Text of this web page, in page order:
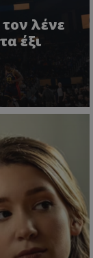
λένε
έξι